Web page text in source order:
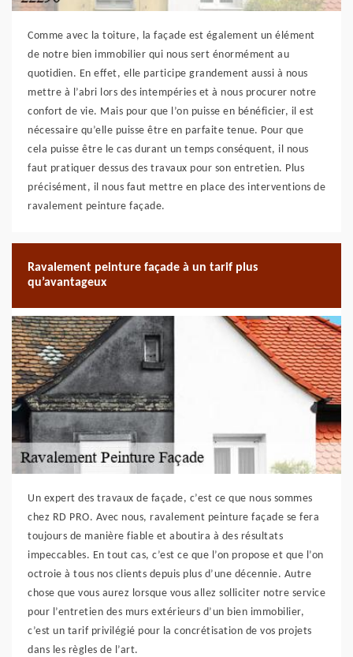
Comme avec la toiture, la façade est également un élément
de notre bien immobilier qui nous sert énormément au
quotidien. En effet, elle participe grandement aussi à nous
mettre à l’abri lors des intempéries et à nous procurer notre
confort de vie. Mais pour que l’on puisse en bénéficier, il est
nécessaire qu’elle puisse être en parfaite tenue. Pour que
cela puisse être le cas durant un temps conséquent, il nous
faut pratiquer dessus des travaux pour son entretien. Plus
précisément, il nous faut mettre en place des interventions de
ravalement peinture façade.
Ravalement peinture façade à un tarif plus
qu’avantageux
Un expert des travaux de façade, c’est ce que nous sommes
chez RD PRO. Avec nous, ravalement peinture façade se fera
toujours de manière fiable et aboutira à des résultats
impeccables. En tout cas, c’est ce que l’on propose et que l’on
octroie à tous nos clients depuis plus d’une décennie. Autre
chose que vous aurez lorsque vous allez solliciter notre service
pour l’entretien des murs extérieurs d’un bien immobilier,
c’est un tarif privilégié pour la concrétisation de vos projets
dans les règles de l’art.